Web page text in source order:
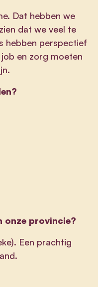
Dat hebben we
dat we veel te
hebben perspectief
en zorg moeten
onze provincie?
Een prachtig